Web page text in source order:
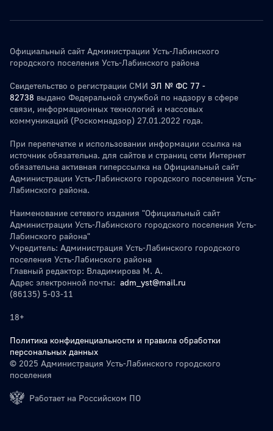
Официальный сайт Администрации Усть-Лабинского
городского поселения Усть-Лабинского района
Свидетельство о регистрации СМИ ЭЛ № ФС 77 -
82738 выдано Федеральной службой по надзору в сфере
связи, информационных технологий и массовых
коммуникаций (Роскомнадзор) 27.01.2022 года.
При перепечатке и использовании информации ссылка на
источник обязательна. для сайтов и страниц сети Интернет
обязательна активная гиперссылка на Официальный сайт
Администрации Усть-Лабинского городского поселения Усть-
Лабинского района.
Наименование сетевого издания "Официальный сайт
Администрации Усть-Лабинского городского поселения Усть-
Лабинского района"
Учредитель: Администрация Усть-Лабинского городского
поселения Усть-Лабинского района
Главный редактор: Владимирова М. А.
Адрес электронной почты: adm_yst@mail.ru
(86135) 5-03-11
18+
Политика конфиденциальности и правила обработки
персональных данных
© 2025 Администрация Усть-Лабинского городского
поселения
Работает на Российском ПО